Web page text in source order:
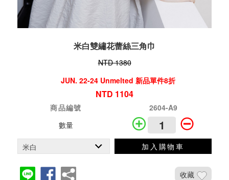
米白雙繡花蕾絲三角巾
NTD 1380
JUN. 22-24 Unmelted 新品單件8折
NTD 1104
商品編號
2604-A9
數量
加入購物車
收藏